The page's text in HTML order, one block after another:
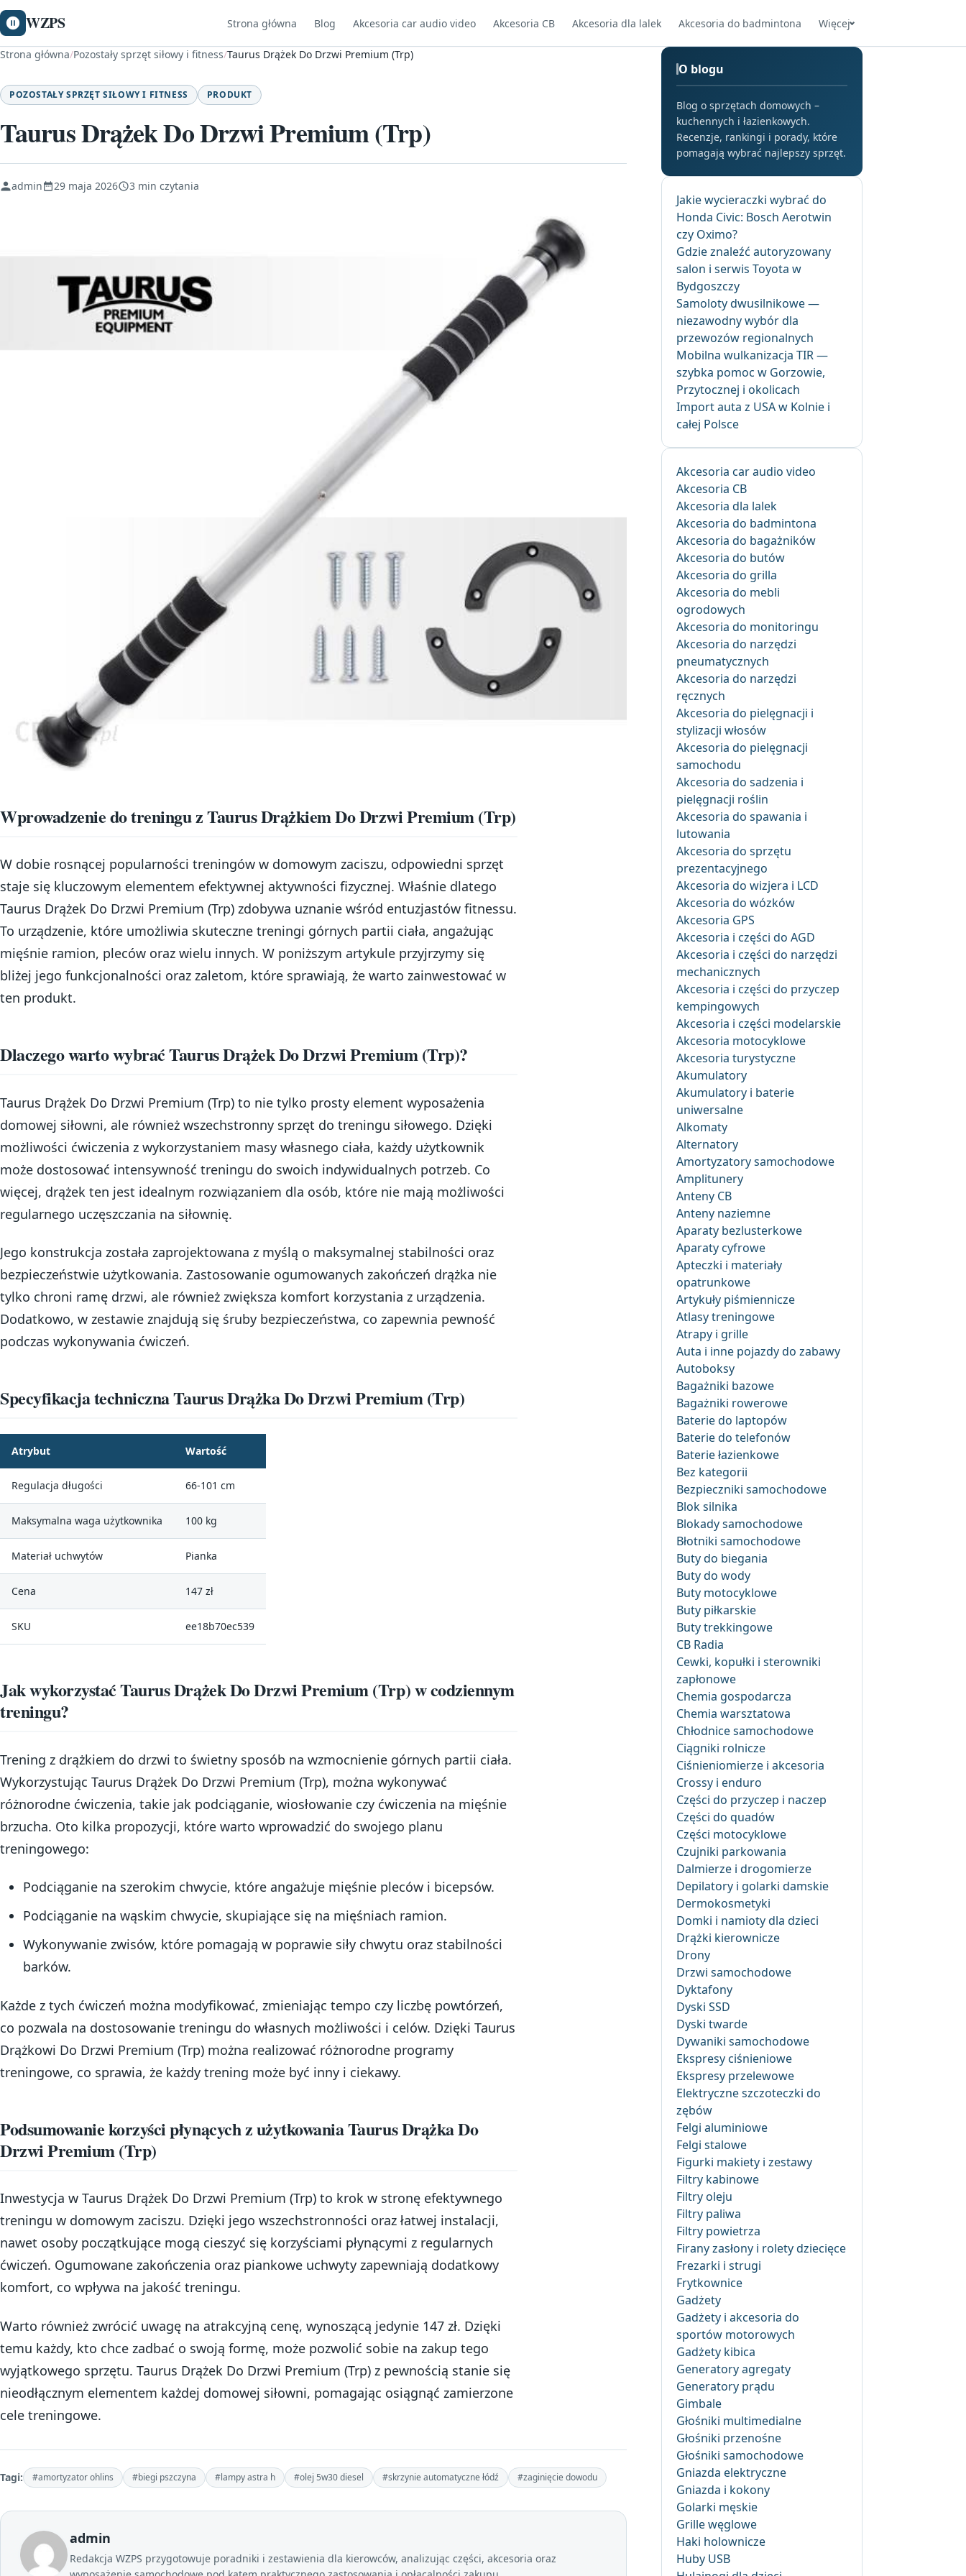
WZPS Strona główna Blog Akcesoria car audio video Akcesoria CB Akcesoria dla lalek Akcesoria do badmintona Więcej
Strona główna/Pozostały sprzęt siłowy i fitness/Taurus Drążek Do Drzwi Premium (Trp)
POZOSTAŁY SPRZĘT SIŁOWY I FITNESS PRODUKT
Taurus Drążek Do Drzwi Premium (Trp)
admin 29 maja 2026 3 min czytania
Wprowadzenie do treningu z Taurus Drążkiem Do Drzwi Premium (Trp)
W dobie rosnącej popularności treningów w domowym zaciszu, odpowiedni sprzęt
staje się kluczowym elementem efektywnej aktywności fizycznej. Właśnie dlatego
Taurus Drążek Do Drzwi Premium (Trp) zdobywa uznanie wśród entuzjastów fitnessu.
To urządzenie, które umożliwia skuteczne treningi górnych partii ciała, angażując
mięśnie ramion, pleców oraz wielu innych. W poniższym artykule przyjrzymy się
bliżej jego funkcjonalności oraz zaletom, które sprawiają, że warto zainwestować w
ten produkt.
Dlaczego warto wybrać Taurus Drążek Do Drzwi Premium (Trp)?
Taurus Drążek Do Drzwi Premium (Trp) to nie tylko prosty element wyposażenia
domowej siłowni, ale również wszechstronny sprzęt do treningu siłowego. Dzięki
możliwości ćwiczenia z wykorzystaniem masy własnego ciała, każdy użytkownik
może dostosować intensywność treningu do swoich indywidualnych potrzeb. Co
więcej, drążek ten jest idealnym rozwiązaniem dla osób, które nie mają możliwości
regularnego uczęszczania na siłownię.
Jego konstrukcja została zaprojektowana z myślą o maksymalnej stabilności oraz
bezpieczeństwie użytkowania. Zastosowanie ogumowanych zakończeń drążka nie
tylko chroni ramę drzwi, ale również zwiększa komfort korzystania z urządzenia.
Dodatkowo, w zestawie znajdują się śruby bezpieczeństwa, co zapewnia pewność
podczas wykonywania ćwiczeń.
Specyfikacja techniczna Taurus Drążka Do Drzwi Premium (Trp)
Atrybut Wartość
Regulacja długości 66-101 cm
Maksymalna waga użytkownika 100 kg
Materiał uchwytów Pianka
Cena 147 zł
SKU ee18b70ec539
Jak wykorzystać Taurus Drążek Do Drzwi Premium (Trp) w codziennym
treningu?
Trening z drążkiem do drzwi to świetny sposób na wzmocnienie górnych partii ciała.
Wykorzystując Taurus Drążek Do Drzwi Premium (Trp), można wykonywać
różnorodne ćwiczenia, takie jak podciąganie, wiosłowanie czy ćwiczenia na mięśnie
brzucha. Oto kilka propozycji, które warto wprowadzić do swojego planu
treningowego:
Podciąganie na szerokim chwycie, które angażuje mięśnie pleców i bicepsów.
Podciąganie na wąskim chwycie, skupiające się na mięśniach ramion.
Wykonywanie zwisów, które pomagają w poprawie siły chwytu oraz stabilności
barków.
Każde z tych ćwiczeń można modyfikować, zmieniając tempo czy liczbę powtórzeń,
co pozwala na dostosowanie treningu do własnych możliwości i celów. Dzięki Taurus
Drążkowi Do Drzwi Premium (Trp) można realizować różnorodne programy
treningowe, co sprawia, że każdy trening może być inny i ciekawy.
Podsumowanie korzyści płynących z użytkowania Taurus Drążka Do
Drzwi Premium (Trp)
Inwestycja w Taurus Drążek Do Drzwi Premium (Trp) to krok w stronę efektywnego
treningu w domowym zaciszu. Dzięki jego wszechstronności oraz łatwej instalacji,
nawet osoby początkujące mogą cieszyć się korzyściami płynącymi z regularnych
ćwiczeń. Ogumowane zakończenia oraz piankowe uchwyty zapewniają dodatkowy
komfort, co wpływa na jakość treningu.
Warto również zwrócić uwagę na atrakcyjną cenę, wynoszącą jedynie 147 zł. Dzięki
temu każdy, kto chce zadbać o swoją formę, może pozwolić sobie na zakup tego
wyjątkowego sprzętu. Taurus Drążek Do Drzwi Premium (Trp) z pewnością stanie się
nieodłącznym elementem każdej domowej siłowni, pomagając osiągnąć zamierzone
cele treningowe.
Tagi: #amortyzator ohlins #biegi pszczyna #lampy astra h #olej 5w30 diesel #skrzynie automatyczne łódź #zaginięcie dowodu
admin
Redakcja WZPS przygotowuje poradniki i zestawienia dla kierowców, analizując części, akcesoria oraz
O blogu
Blog o sprzętach domowych –
kuchennych i łazienkowych.
Recenzje, rankingi i porady, które
pomagają wybrać najlepszy sprzęt.
Jakie wycieraczki wybrać do
Honda Civic: Bosch Aerotwin
czy Oximo?
Gdzie znaleźć autoryzowany
salon i serwis Toyota w
Bydgoszczy
Samoloty dwusilnikowe —
niezawodny wybór dla
przewozów regionalnych
Mobilna wulkanizacja TIR —
szybka pomoc w Gorzowie,
Przytocznej i okolicach
Import auta z USA w Kolnie i
całej Polsce
Akcesoria car audio video
Akcesoria CB
Akcesoria dla lalek
Akcesoria do badmintona
Akcesoria do bagażników
Akcesoria do butów
Akcesoria do grilla
Akcesoria do mebli
ogrodowych
Akcesoria do monitoringu
Akcesoria do narzędzi
pneumatycznych
Akcesoria do narzędzi
ręcznych
Akcesoria do pielęgnacji i
stylizacji włosów
Akcesoria do pielęgnacji
samochodu
Akcesoria do sadzenia i
pielęgnacji roślin
Akcesoria do spawania i
lutowania
Akcesoria do sprzętu
prezentacyjnego
Akcesoria do wizjera i LCD
Akcesoria do wózków
Akcesoria GPS
Akcesoria i części do AGD
Akcesoria i części do narzędzi
mechanicznych
Akcesoria i części do przyczep
kempingowych
Akcesoria i części modelarskie
Akcesoria motocyklowe
Akcesoria turystyczne
Akumulatory
Akumulatory i baterie
uniwersalne
Alkomaty
Alternatory
Amortyzatory samochodowe
Amplitunery
Anteny CB
Anteny naziemne
Aparaty bezlusterkowe
Aparaty cyfrowe
Apteczki i materiały
opatrunkowe
Artykuły piśmiennicze
Atlasy treningowe
Atrapy i grille
Auta i inne pojazdy do zabawy
Autoboksy
Bagażniki bazowe
Bagażniki rowerowe
Baterie do laptopów
Baterie do telefonów
Baterie łazienkowe
Bez kategorii
Bezpieczniki samochodowe
Blok silnika
Blokady samochodowe
Błotniki samochodowe
Buty do biegania
Buty do wody
Buty motocyklowe
Buty piłkarskie
Buty trekkingowe
CB Radia
Cewki, kopułki i sterowniki
zapłonowe
Chemia gospodarcza
Chemia warsztatowa
Chłodnice samochodowe
Ciągniki rolnicze
Ciśnieniomierze i akcesoria
Crossy i enduro
Części do przyczep i naczep
Części do quadów
Części motocyklowe
Czujniki parkowania
Dalmierze i drogomierze
Depilatory i golarki damskie
Dermokosmetyki
Domki i namioty dla dzieci
Drążki kierownicze
Drony
Drzwi samochodowe
Dyktafony
Dyski SSD
Dyski twarde
Dywaniki samochodowe
Ekspresy ciśnieniowe
Ekspresy przelewowe
Elektryczne szczoteczki do
zębów
Felgi aluminiowe
Felgi stalowe
Figurki makiety i zestawy
Filtry kabinowe
Filtry oleju
Filtry paliwa
Filtry powietrza
Firany zasłony i rolety dziecięce
Frezarki i strugi
Frytkownice
Gadżety
Gadżety i akcesoria do
sportów motorowych
Gadżety kibica
Generatory agregaty
Generatory prądu
Gimbale
Głośniki multimedialne
Głośniki przenośne
Głośniki samochodowe
Gniazda elektryczne
Gniazda i kokony
Golarki męskie
Grille węglowe
Haki holownicze
Huby USB